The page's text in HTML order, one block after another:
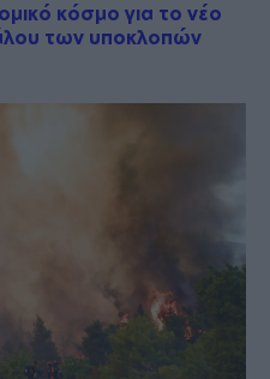
κόσμο για το νέο
των υποκλοπών